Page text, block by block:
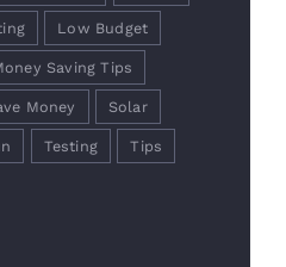
Low Budget
Saving Tips
Money Solar
Testing Tips